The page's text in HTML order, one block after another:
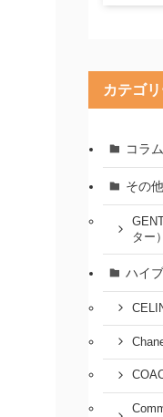
カテゴ
コラム
その
ター）
ハイ